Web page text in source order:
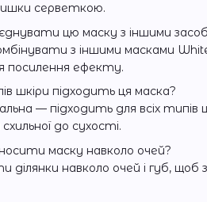
серветкою.
цю маску з іншими
з іншими масками
посилення ефекту.
шкіри підходить ця маска?
— підходить для всіх типів
до сухості.
маску навколо очей?
ділянки навколо очей і губ,